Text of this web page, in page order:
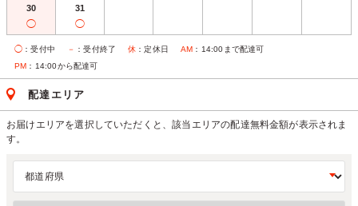
30
◯
31
◯
◯ ：受付中 － ：受付終了 休 ：定休日 AM ：14:00まで配達可
PM ：14:00から配達可
配達エリア
お届けエリアを選択していただくと、該当エリアの配達無料金額が表示されま
す。